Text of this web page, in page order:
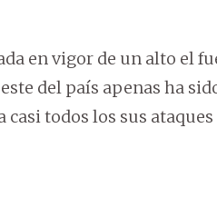
en vigor de un alto el
del país apenas ha
casi todos los sus